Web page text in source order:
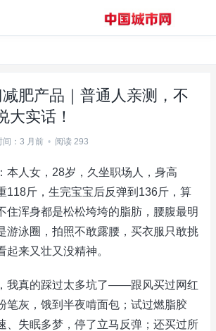
肥产品｜普通人亲测，不
大实话！
间：3 月前 • 阅读 293
人女，28岁，久坐职场人，身高
118斤，生完宝宝后反弹到136斤，算
住浑身都是松松垮垮的脂肪，腰腹最明
游泳圈，拍照不敢露腰，买衣服只敢挑
起来又壮又没精神。
真的踩过太多坑了——跟风买过网红
笔灰，饿到半夜啃面包；试过燃脂胶
、失眠多梦，停了立马反弹；还买过所